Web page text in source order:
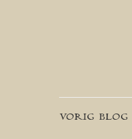
Bericht
VORIG BLOG